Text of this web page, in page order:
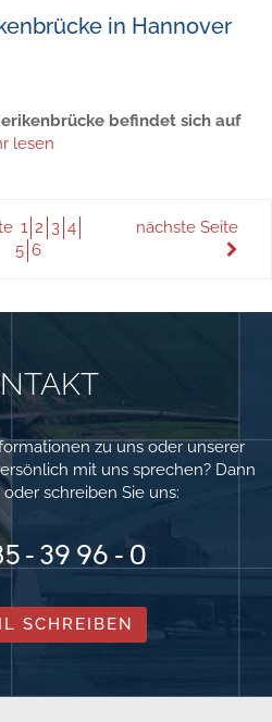
in Hannover
befindet sich auf
lesen
1 2 3 4
5 6
nächste Seite
zu uns oder unserer
mit uns sprechen? Dann
schreiben Sie uns:
- 39 96 - 0
SCHREIBEN